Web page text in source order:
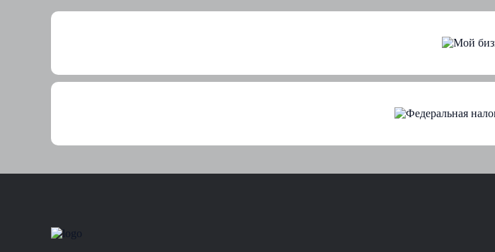
«Свежая сделка»: в Мордовии создают новые возможности для
31 июля на стадионе «Мордовия Арена» состоялась деловая встреча «Свежая сделка:
Меры поддержки Мероприятия Прочее